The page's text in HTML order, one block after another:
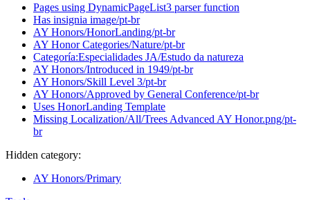
Pages using DynamicPageList3 parser function
Has insignia image/pt-br
AY Honors/HonorLanding/pt-br
AY Honor Categories/Nature/pt-br
Categoría:Especialidades JA/Estudo da natureza
AY Honors/Introduced in 1949/pt-br
AY Honors/Skill Level 3/pt-br
AY Honors/Approved by General Conference/pt-br
Uses HonorLanding Template
Missing Localization/All/Trees Advanced AY Honor.png/pt-
br
Hidden category:
AY Honors/Primary